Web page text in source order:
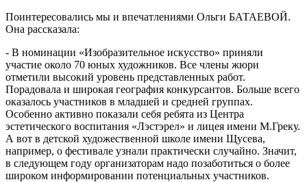
Поинтересовались мы и впечатлениями Ольги БАТАЕВОЙ.
Она рассказала:
- В номинации «Изобразительное искусство» приняли
участие около 70 юных художников. Все члены жюри
отметили высокий уровень представленных работ.
Порадовала и широкая география конкурсантов. Больше всего
оказалось участников в младшей и средней группах.
Особенно активно показали себя ребята из Центра
эстетического воспитания «Лэстэрел» и лицея имени М.Греку.
А вот в детской художественной школе имени Щусева,
например, о фестивале узнали практически случайно. Значит,
в следующем году организаторам надо позаботиться о более
широком информировании потенциальных участников.